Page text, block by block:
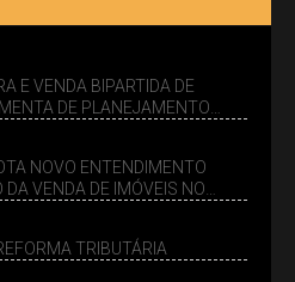
E VENDA BIPARTIDA DE
DE PLANEJAMENTO
NOVO ENTENDIMENTO
VENDA DE IMÓVEIS NO
TRIBUTÁRIA